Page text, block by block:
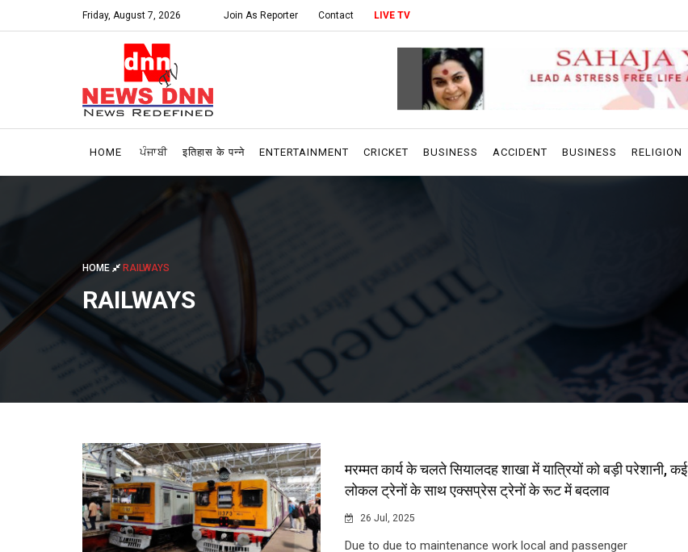
Friday, August 7, 2026 Join As Reporter Contact LIVE TV
HOME ਪੰਜਾਬੀ इतिहास के पन्ने ENTERTAINMENT CRICKET BUSINESS ACCIDENT BUSINESS RELIGION
HOME RAILWAYS
RAILWAYS
मरम्मत कार्य के चलते सियालदह शाखा में यात्रियों को बड़ी परेशानी, कई
लोकल ट्रेनों के साथ एक्सप्रेस ट्रेनों के रूट में बदलाव
26 Jul, 2025
Due to due to maintenance work local and passenger